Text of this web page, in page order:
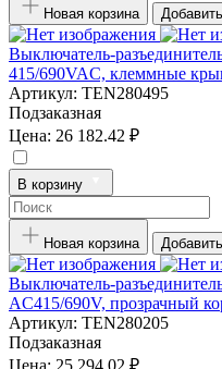
Новая корзина Добавить
Выключатель-
415/690VAC, клеммные
Артикул: TEN280495
Подзаказная
Цена: 26 182.42 ₽
В корзину
Новая корзина Добавить
Выключатель-
AC415/690V, прозрачный
Артикул: TEN280205
Подзаказная
Цена: 25 294.02 ₽